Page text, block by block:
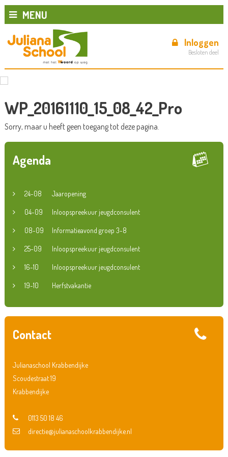
MENU
Inloggen
Besloten deel
WP_20161110_15_08_42_Pro
Sorry, maar u heeft geen toegang tot deze pagina.
Agenda
24-08 Jaaropening
04-09 Inloopspreekuur jeugdconsulent
08-09 Informatieavond groep 3-8
25-09 Inloopspreekuur jeugdconsulent
16-10 Inloopspreekuur jeugdconsulent
19-10 Herfstvakantie
Contact
Julianaschool Krabbendijke
Scoudestraat 19
Krabbendijke
0113 50 18 46
directie@julianaschoolkrabbendijke.nl